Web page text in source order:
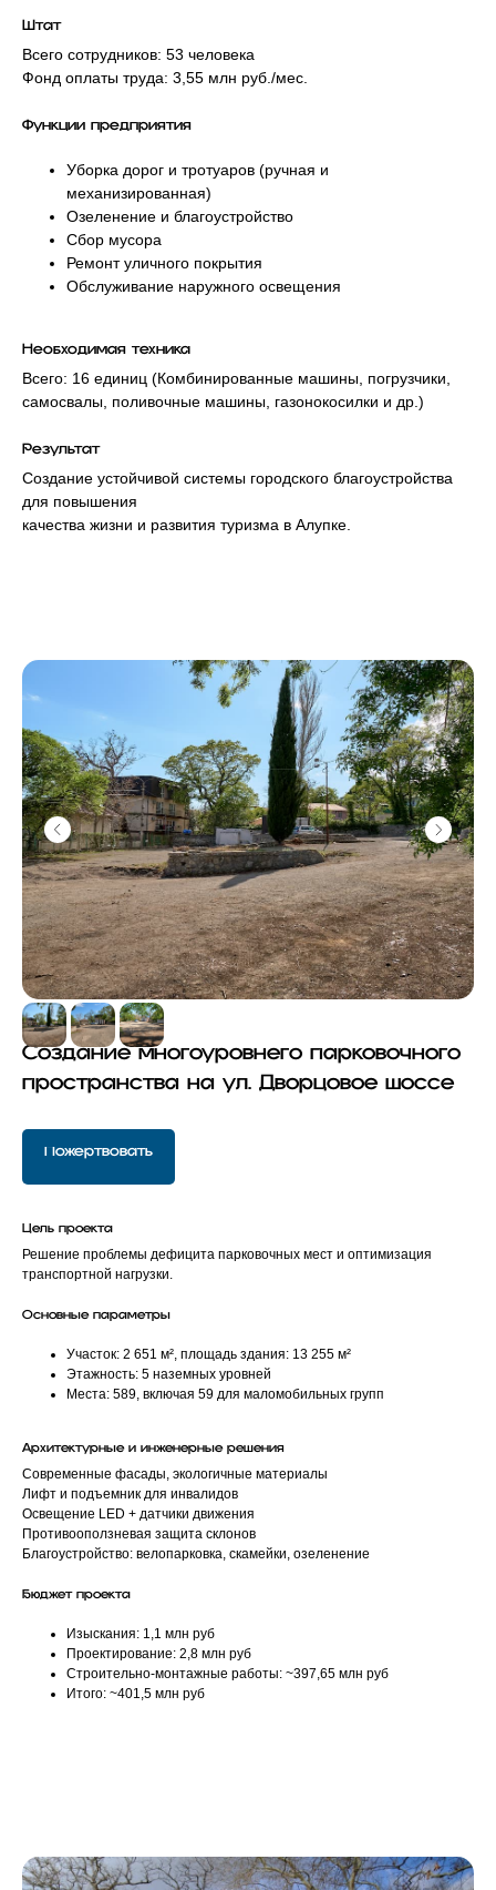
Штат
Всего сотрудников: 53 человека
Фонд оплаты труда: 3,55 млн руб./мес.
Функции предприятия
Уборка дорог и тротуаров (ручная и
механизированная)
Озеленение и благоустройство
Сбор мусора
Ремонт уличного покрытия
Обслуживание наружного освещения
Необходимая техника
Всего: 16 единиц (Комбинированные машины, погрузчики,
самосвалы, поливочные машины, газонокосилки и др.)
Результат
Создание устойчивой системы городского благоустройства
для повышения
качества жизни и развития туризма в Алупке.
Создание многоуровнего парковочного
пространства на ул. Дворцовое шоссе
Цель проекта
Решение проблемы дефицита парковочных мест и оптимизация
транспортной нагрузки.
Основные параметры
Участок: 2 651 м², площадь здания: 13 255 м²
Этажность: 5 наземных уровней
Места: 589, включая 59 для маломобильных групп
Архитектурные и инженерные решения
Современные фасады, экологичные материалы
Лифт и подъемник для инвалидов
Освещение LED + датчики движения
Противооползневая защита склонов
Благоустройство: велопарковка, скамейки, озеленение
Бюджет проекта
Изыскания: 1,1 млн руб
Проектирование: 2,8 млн руб
Строительно-монтажные работы: ~397,65 млн руб
Итого: ~401,5 млн руб